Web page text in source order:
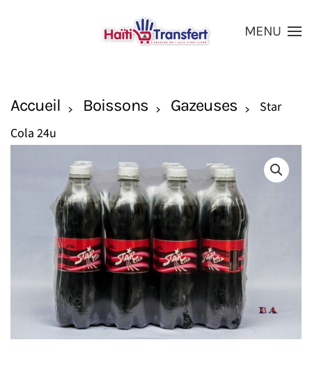
Skip to main content
MENU
Accueil Boissons Gazeuses
Star
Cola 24u